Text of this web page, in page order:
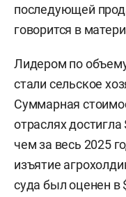
последующей
говорится в
Лидером по
стали сельское
Суммарная
отраслях
чем за весь 2025
изъятие
суда был оценен в